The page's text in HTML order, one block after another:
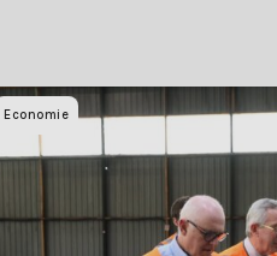
Economie